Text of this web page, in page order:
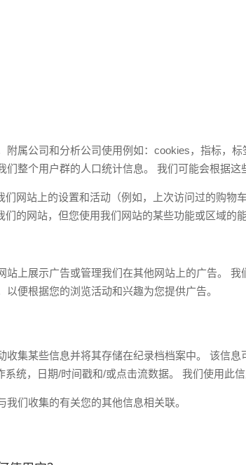
附属公司和分析公司使用例如：cookies，指标，
们整个用户群的人口统计信息。 我们可能会根据
们网站上的设置和活动（例如，上次访问过的购物
的网站，但您使用我们网站的某些功能或区域的
站上展示广告或管理我们在其他网站上的广告。
以便根据您的浏览活动和兴趣为您提供广告。
收集某些信息并将其存储在纪录档档案中。 该信
系统，日期/时间戳和/或点击流数据。 我们使用此
们收集的有关您的其他信息相关联。